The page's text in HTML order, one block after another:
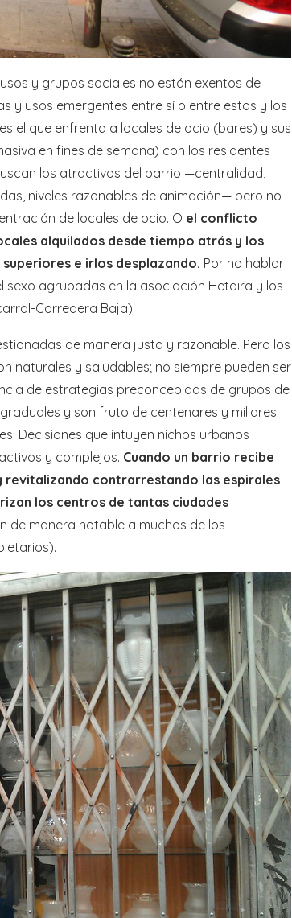
y grupos sociales no están exentos de
y usos emergentes entre sí o entre estos y los
el que enfrenta a locales de ocio (bares) y sus
en fines de semana) con los residentes
los atractivos del barrio —centralidad,
niveles razonables de animación— pero no
de locales de ocio. O el conflicto
alquilados desde tiempo atrás y los
e irlos desplazando. Por no hablar
agrupadas en la asociación Hetaira y los
Corredera Baja).
de manera justa y razonable. Pero los
naturales y saludables; no siempre pueden ser
de estrategias preconcebidas de grupos de
y son fruto de centenares y millares
Decisiones que intuyen nichos urbanos
y complejos. Cuando un barrio recibe
revitalizando contrarrestando las espirales
los centros de tantas ciudades
de manera notable a muchos de los